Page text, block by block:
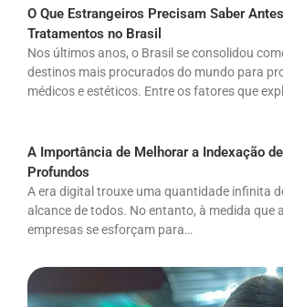
O Que Estrangeiros Precisam Saber
Tratamentos no Brasil
Nos últimos anos, o Brasil se consolidou
destinos mais procurados do mundo para
médicos e estéticos. Entre os fatores que
A Importância de Melhorar a Indexação
Profundos
A era digital trouxe uma quantidade infinita
alcance de todos. No entanto, à medida que
empresas se esforçam para…